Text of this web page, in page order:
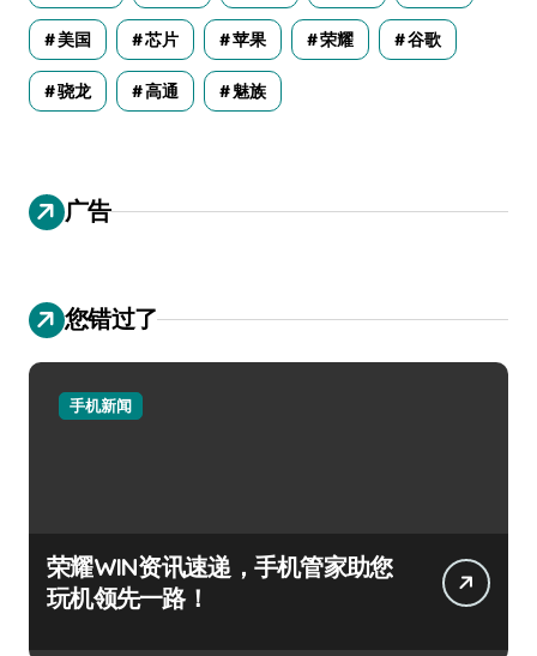
美国 芯片 苹果 荣耀 谷歌
骁龙 高通 魅族
广告
您错过了
手机新闻
荣耀WIN资讯速递，手机管家助您
玩机领先一路！